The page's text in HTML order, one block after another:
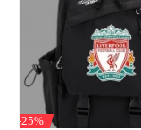
-25%